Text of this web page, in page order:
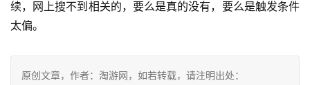
续，网上搜不到相关的，要么是真的没有，要么是触发条件
太偏。
原创文章，作者：淘游网，如若转载，请注明出处：